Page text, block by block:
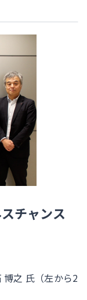
チャンス
之 氏（左から2